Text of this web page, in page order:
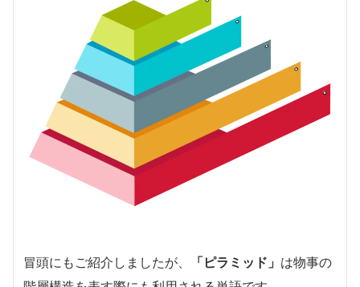
冒頭にもご紹介しましたが、 「ピラミッド」 は物事の